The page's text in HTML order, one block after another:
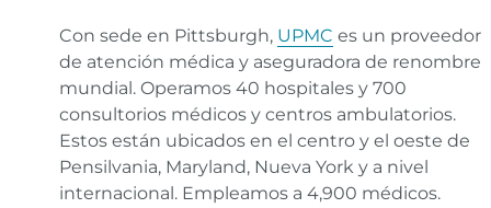
Con sede en Pittsburgh, UPMC es un proveedor
de atención médica y aseguradora de renombre
mundial. Operamos 40 hospitales y 700
consultorios médicos y centros ambulatorios.
Estos están ubicados en el centro y el oeste de
Pensilvania, Maryland, Nueva York y a nivel
internacional. Empleamos a 4,900 médicos.